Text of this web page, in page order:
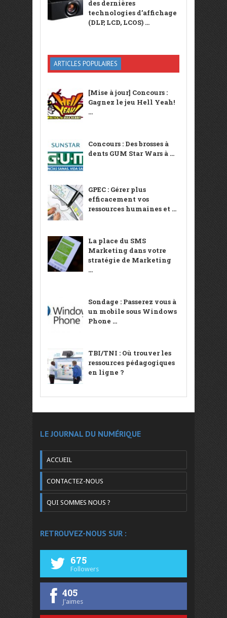
des dernières
technologies d’affichage
(DLP, LCD, LCOS) ...
ARTICLES POPULAIRES
[Mise à jour] Concours :
Gagnez le jeu Hell Yeah!
...
Concours : Des brosses à
dents GUM Star Wars à ...
GPEC : Gérer plus
efficacement vos
ressources humaines et ...
La place du SMS
Marketing dans votre
stratégie de Marketing
...
Sondage : Passerez vous à
un mobile sous Windows
Phone ...
TBI/TNI : Où trouver les
ressources pédagogiques
en ligne ?
LE JOURNAL DU NUMÉRIQUE
ACCUEIL
CONTACTEZ-NOUS
QUI SOMMES NOUS ?
RETROUVEZ-NOUS SUR :
675
Followers
405
J'aimes